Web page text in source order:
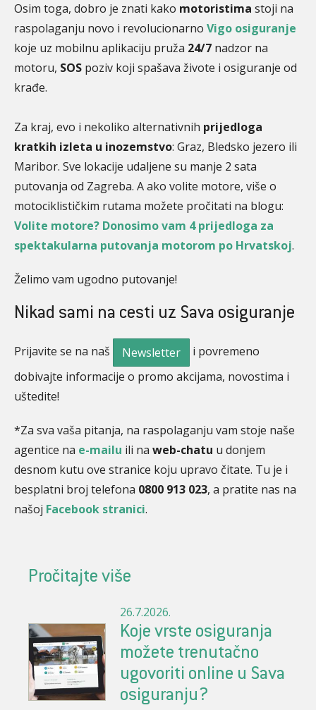
Osim toga, dobro je znati kako motoristima stoji na
raspolaganju novo i revolucionarno Vigo osiguranje
koje uz mobilnu aplikaciju pruža 24/7 nadzor na
motoru, SOS poziv koji spašava živote i osiguranje od
krađe.
Za kraj, evo i nekoliko alternativnih prijedloga
kratkih izleta u inozemstvo: Graz, Bledsko jezero ili
Maribor. Sve lokacije udaljene su manje 2 sata
putovanja od Zagreba. A ako volite motore, više o
motociklističkim rutama možete pročitati na blogu:
Volite motore? Donosimo vam 4 prijedloga za
spektakularna putovanja motorom po Hrvatskoj.
Želimo vam ugodno putovanje!
Nikad sami na cesti uz Sava osiguranje
Prijavite se na naš Newsletter
i povremeno
dobivajte informacije o promo akcijama, novostima i
uštedite!
*Za sva vaša pitanja, na raspolaganju vam stoje naše
agentice na e-mailu ili na web-chatu u donjem
desnom kutu ove stranice koju upravo čitate. Tu je i
besplatni broj telefona 0800 913 023, a pratite nas na
našoj Facebook stranici.
Pročitajte više
26.7.2026.
Koje vrste osiguranja
možete trenutačno
ugovoriti online u Sava
osiguranju?